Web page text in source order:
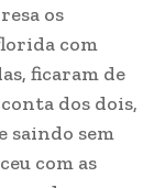
os
com
ficaram de
dos dois,
saindo sem
com as